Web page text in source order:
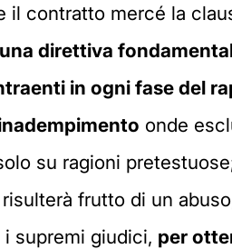
il contratto mercé la
una direttiva
in ogni fase del
onde
su ragioni
frutto di un
supremi giudici, per